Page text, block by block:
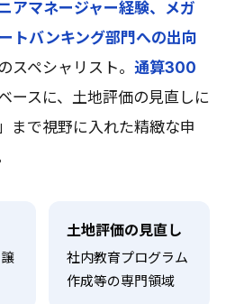
アマネージャー経験、メガ
トバンキング部門への出向
スペシャリスト。 通算300
ースに、土地評価の見直しに
まで視野に入れた精緻な申
土地評価の見直し
社内教育プログラム
作成等の専門領域